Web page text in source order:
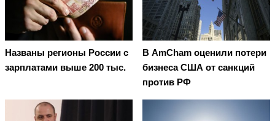
Названы регионы России с
зарплатами выше 200 тыс.
В AmCham оценили потери
бизнеса США от санкций
против РФ